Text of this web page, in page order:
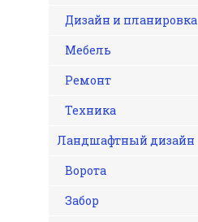
Дизайн и планировка
Мебель
Ремонт
Техника
Ландшафтный дизайн
Ворота
Забор